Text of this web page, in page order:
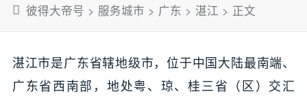
彼得大帝号 > 服务城市 > 广东 > 湛江 > 正文
湛江市是广东省辖地级市，位于中国大陆最南端、
广东省西南部，地处粤、琼、桂三省（区）交汇